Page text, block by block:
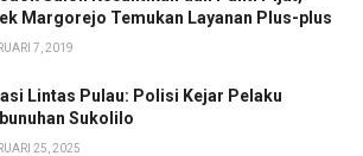
Margorejo Temukan Layanan Plus-plus
7, 2019
Lintas Pulau: Polisi Kejar Pelaku
Sukolilo
25, 2025